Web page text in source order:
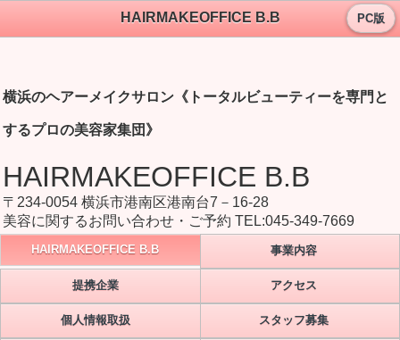
HAIRMAKEOFFICE B.B PC版
横浜のヘアーメイクサロン《トータルビューティーを専門と
するプロの美容家集団》
HAIRMAKEOFFICE B.B
〒234-0054 横浜市港南区港南台7－16-28
美容に関するお問い合わせ・ご予約 TEL:045-349-7669
HAIRMAKEOFFICE B.B 事業内容
提携企業 アクセス
個人情報取扱 スタッフ募集